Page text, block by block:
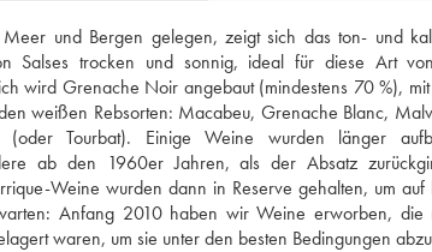
und Bergen gelegen, zeigt sich das ton- und
Salses trocken und sonnig, ideal für diese Art
wird Grenache Noir angebaut (mindestens 70 %),
weißen Rebsorten: Macabeu, Grenache Blanc,
(oder Tourbat). Einige Weine wurden länger
ab den 1960er Jahren, als der Absatz
Weine wurden dann in Reserve gehalten, um auf
Anfang 2010 haben wir Weine erworben, die
waren, um sie unter den besten Bedingungen